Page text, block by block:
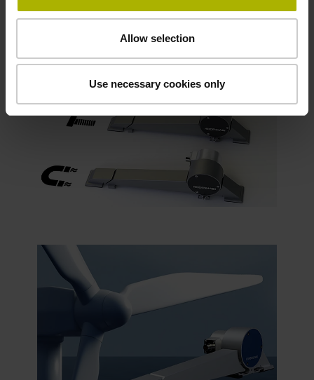
Allow selection
Use necessary cookies only